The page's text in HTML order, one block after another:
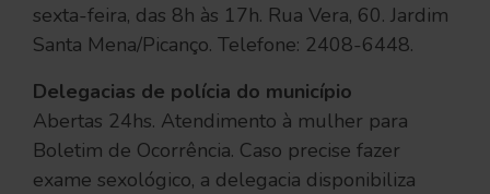
sexta-feira, das 8h às 17h. Rua Vera, 60. Jardim
Santa Mena/Picanço. Telefone: 2408-6448.
Delegacias de polícia do município
Abertas 24hs. Atendimento à mulher para
Boletim de Ocorrência. Caso precise fazer
exame sexológico, a delegacia disponibiliza